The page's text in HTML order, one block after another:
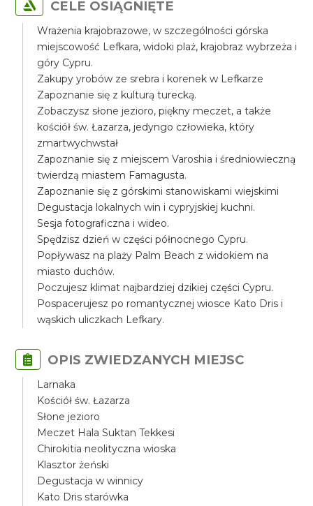
CELE OSIĄGNIĘTE
Wrażenia krajobrazowe, w szczególności górska
miejscowość Lefkara, widoki plaż, krajobraz wybrzeża i
góry Cypru.
Zakupy yrobów ze srebra i korenek w Lefkarze
Zapoznanie się z kulturą turecką.
Zobaczysz słone jezioro, piękny meczet, a także
kościół św. Łazarza, jedyngo człowieka, który
zmartwychwstał
Zapoznanie się z miejscem Varoshia i średniowieczną
twierdzą miastem Famagusta.
Zapoznanie się z górskimi stanowiskami wiejskimi
Degustacja lokalnych win i cypryjskiej kuchni.
Sesja fotograficzna i wideo.
Spędzisz dzień w części północnego Cypru.
Popływasz na plaży Palm Beach z widokiem na
miasto duchów.
Poczujesz klimat najbardziej dzikiej części Cypru.
Pospacerujesz po romantycznej wiosce Kato Dris i
wąskich uliczkach Lefkary.
OPIS ZWIEDZANYCH MIEJSC
Larnaka
Kościół św. Łazarza
Słone jezioro
Meczet Hala Suktan Tekkesi
Chirokitia neolityczna wioska
Klasztor żeński
Degustacja w winnicy
Kato Dris starówka